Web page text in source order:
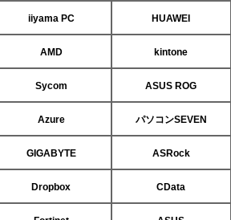
iiyama PC HUAWEI
AMD kintone
Sycom ASUS ROG
Azure パソコンSEVEN
GIGABYTE ASRock
Dropbox CData